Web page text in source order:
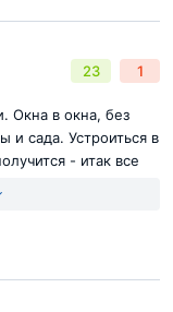
23 1
Окна в окна, без
и сада. Устроиться в
- итак все
Поставить авто